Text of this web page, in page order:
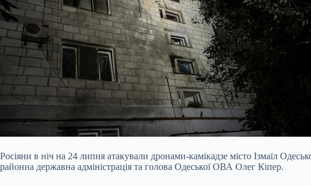
Росіяни в ніч на 24 липня атакували дронами-камікадзе місто Ізмаїл
районна державна адміністрація та голова Одеської ОВА Олег Кіпер.